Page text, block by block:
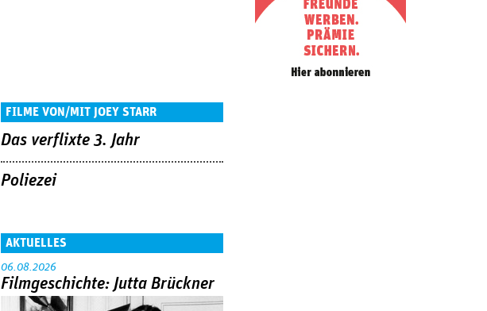
FILME VON/MIT JOEY STARR
Das verflixte 3. Jahr
Poliezei
AKTUELLES
06.08.2026
Filmgeschichte: Jutta Brückner